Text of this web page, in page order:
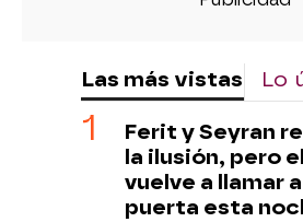
Las más vistas Lo
Ferit y Seyran
la ilusión, pero
vuelve a llamar
puerta esta